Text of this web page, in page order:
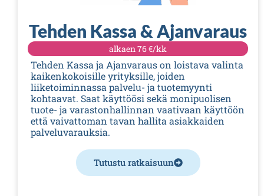
Tehden Kassa & Ajanvaraus
alkaen 76 €/kk
Tehden Kassa ja Ajanvaraus on loistava valinta
kaikenkokoisille yrityksille, joiden
liiketoiminnassa palvelu- ja tuotemyynti
kohtaavat. Saat käyttöösi sekä monipuolisen
tuote- ja varastonhallinnan vaativaan käyttöön
että vaivattoman tavan hallita asiakkaiden
palveluvarauksia.
Tutustu ratkaisuun